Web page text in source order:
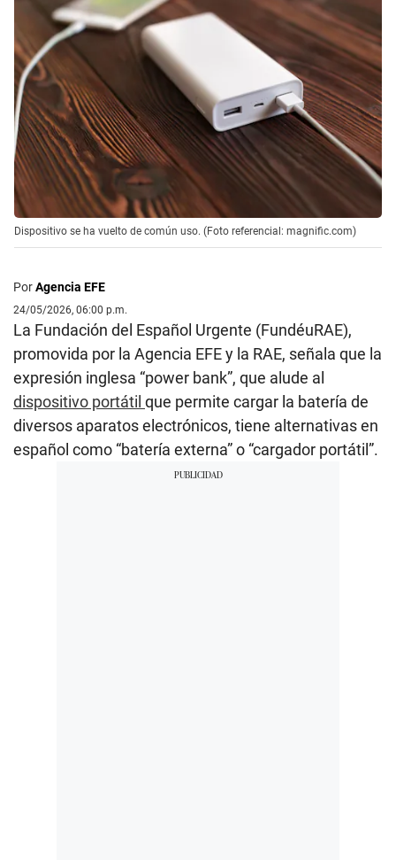
Dispositivo se ha vuelto de común uso. (Foto referencial: magnific.com)
PorAgencia EFE
24/05/2026, 06:00 p.m.
La Fundación del Español Urgente (FundéuRAE),
promovida por la Agencia EFE y la RAE, señala que la
expresión inglesa “power bank”, que alude al
dispositivo portátil que permite cargar la batería de
diversos aparatos electrónicos, tiene alternativas en
español como “batería externa” o “cargador portátil”.